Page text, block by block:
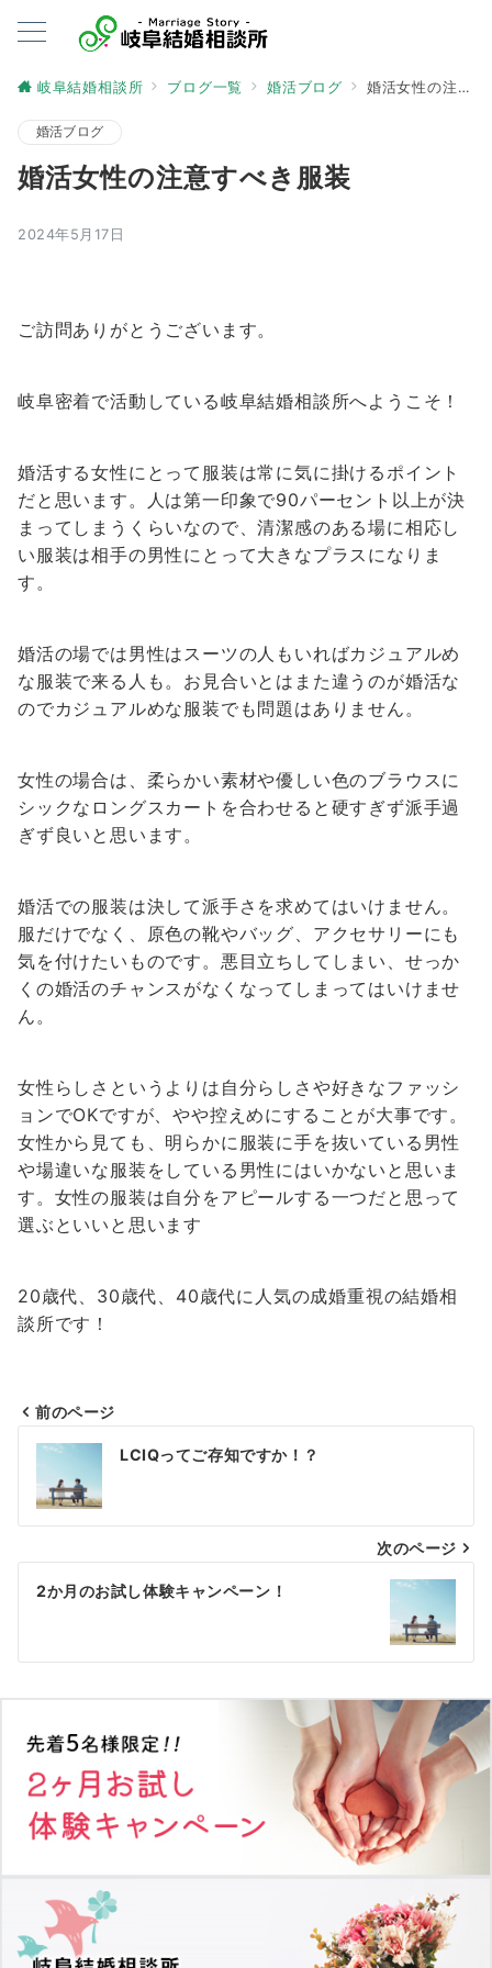
岐阜結婚相談所 ブログ一覧 婚活ブログ 婚活女性の注意すべき服装
婚活ブログ
婚活女性の注意すべき服装
2024年5月17日
ご訪問ありがとうございます。
岐阜密着で活動している岐阜結婚相談所へようこそ！
婚活する女性にとって服装は常に気に掛けるポイント
だと思います。人は第一印象で90パーセント以上が決
まってしまうくらいなので、清潔感のある場に相応し
い服装は相手の男性にとって大きなプラスになりま
す。
婚活の場では男性はスーツの人もいればカジュアルめ
な服装で来る人も。お見合いとはまた違うのが婚活な
のでカジュアルめな服装でも問題はありません。
女性の場合は、柔らかい素材や優しい色のブラウスに
シックなロングスカートを合わせると硬すぎず派手過
ぎず良いと思います。
婚活での服装は決して派手さを求めてはいけません。
服だけでなく、原色の靴やバッグ、アクセサリーにも
気を付けたいものです。悪目立ちしてしまい、せっか
くの婚活のチャンスがなくなってしまってはいけませ
ん。
女性らしさというよりは自分らしさや好きなファッシ
ョンでOKですが、やや控えめにすることが大事です。
女性から見ても、明らかに服装に手を抜いている男性
や場違いな服装をしている男性にはいかないと思いま
す。女性の服装は自分をアピールする一つだと思って
選ぶといいと思います
20歳代、30歳代、40歳代に人気の成婚重視の結婚相
談所です！
投
稿
ナ
ビ
ゲ
シ
ョ
ン
前のページ
LCIQってご存知ですか！？
次のページ
2か月のお試し体験キャンペーン！